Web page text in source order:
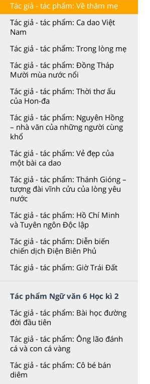
Tác giả - tác phẩm: Về thăm mẹ
Tác giả - tác phẩm: Ca dao Việt
Nam
Tác giả - tác phẩm: Trong lòng mẹ
Tác giả - tác phẩm: Đồng Tháp
Mười mùa nước nổi
Tác giả - tác phẩm: Thời thơ ấu
của Hon-đa
Tác giả - tác phẩm: Nguyên Hồng
– nhà văn của những người cùng
khổ
Tác giả - tác phẩm: Vẻ đẹp của
một bài ca dao
Tác giả - tác phẩm: Thánh Gióng –
tượng đài vĩnh cửu của lòng yêu
nước
Tác giả - tác phẩm: Hồ Chí Minh
và Tuyên ngôn Độc lập
Tác giả - tác phẩm: Diễn biến
chiến dịch Điện Biên Phủ
Tác giả - tác phẩm: Giờ Trái Đất
Tác phẩm Ngữ văn 6 Học kì 2
Tác giả - tác phẩm: Bài học đường
đời đầu tiên
Tác giả - tác phẩm: Ông lão đánh
cá và con cá vàng
Tác giả - tác phẩm: Cô bé bán
diêm